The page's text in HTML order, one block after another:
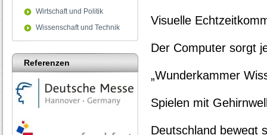
Wirtschaft und Politik
Wissenschaft und Technik
Referenzen
Visuelle
Der Computer sorgt
„Wunderkammer
Spielen mit
Deutschland bewegt